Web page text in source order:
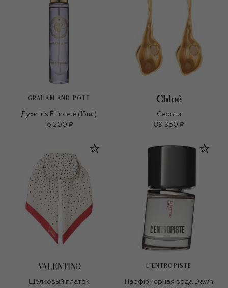
GRAHAM AND POTT
Духи Iris Étincelé (15ml)
16 200 ₽
Серьги
89 950 ₽
Шелковый платок
L'ENTROPISTE
Парфюмерная вода Dawn